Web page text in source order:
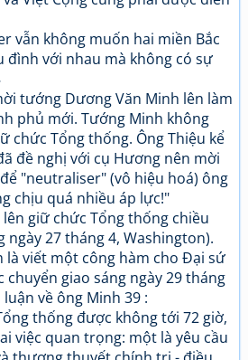
vẫn không muốn hai miền Bắc
đình với nhau mà không có sự
tướng Dương Văn Minh lên làm
phủ mới. Tướng Minh không
chức Tổng thống. Ông Thiệu kể
đề nghị với cụ Hương nên mời
"neutraliser" (vô hiệu hoá) ông
chịu quá nhiều áp lực!"
giữ chức Tổng thống chiều
ngày 27 tháng 4, Washington).
là viết một công hàm cho Đại sứ
giao sáng ngày 29 tháng
về ông Minh 39 :
thống được không tới 72 giờ,
việc quan trọng: một là yêu cầu